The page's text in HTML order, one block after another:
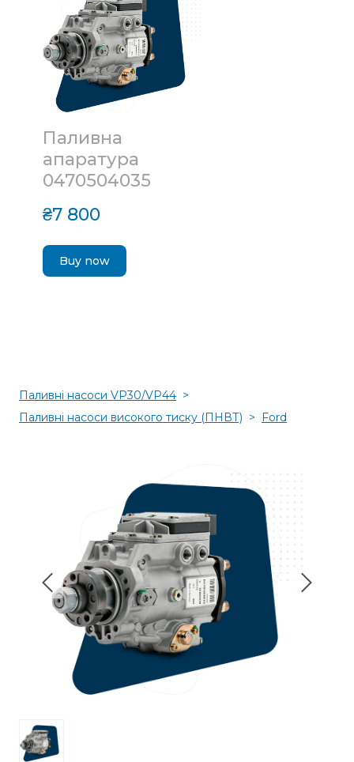
Паливна
апаратура
0470504035
₴7 800
Buy now
Паливні насоси VP30/VP44
Паливні насоси високого тиску (ПНВТ)
Ford